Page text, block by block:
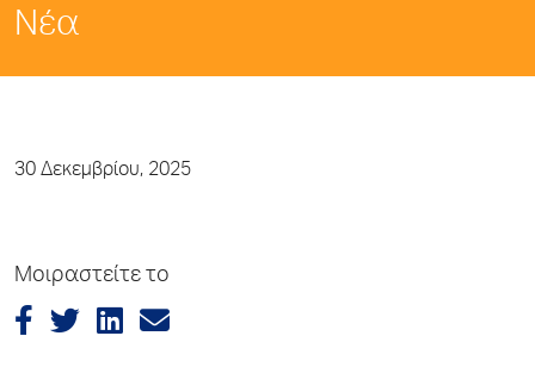
Νέα
30 Δεκεμβρίου, 2025
Μοιραστείτε το